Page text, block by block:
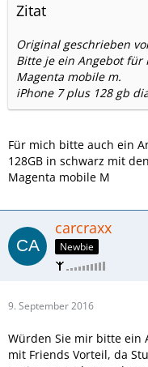
Zitat
Original geschrieben
Bitte je ein Angebot für
Magenta mobile m.
iPhone 7 plus 128 gb
Für mich bitte auch ein
128GB in schwarz mit
Magenta mobile M
carcraxx
Newbie
9. September 2016
Würden Sie mir bitte ein
mit Friends Vorteil, da